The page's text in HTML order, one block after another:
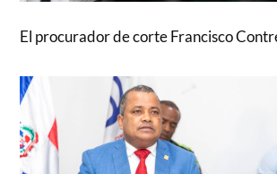
El procurador de corte Francisco